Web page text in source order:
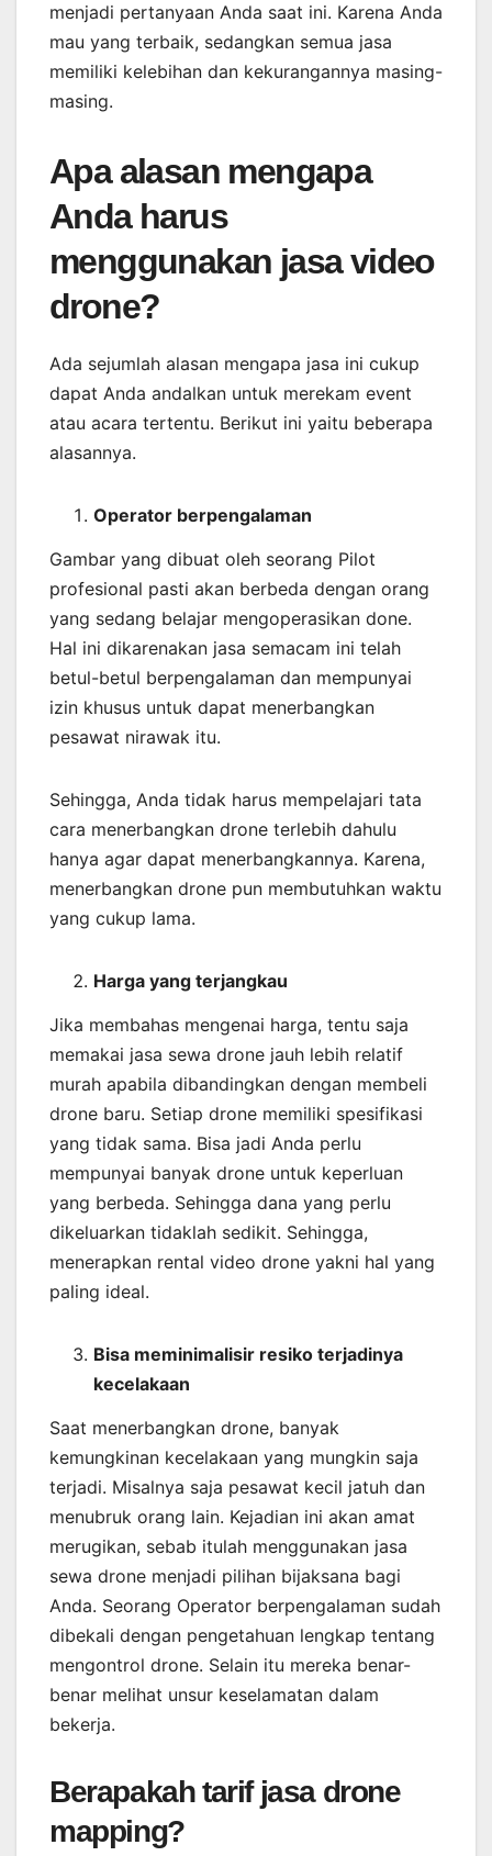
menjadi pertanyaan Anda saat ini. Karena Anda
mau yang terbaik, sedangkan semua jasa
memiliki kelebihan dan kekurangannya masing-
masing.
Apa alasan mengapa
Anda harus
menggunakan jasa video
drone?
Ada sejumlah alasan mengapa jasa ini cukup
dapat Anda andalkan untuk merekam event
atau acara tertentu. Berikut ini yaitu beberapa
alasannya.
Operator berpengalaman
Gambar yang dibuat oleh seorang Pilot
profesional pasti akan berbeda dengan orang
yang sedang belajar mengoperasikan done.
Hal ini dikarenakan jasa semacam ini telah
betul-betul berpengalaman dan mempunyai
izin khusus untuk dapat menerbangkan
pesawat nirawak itu.
Sehingga, Anda tidak harus mempelajari tata
cara menerbangkan drone terlebih dahulu
hanya agar dapat menerbangkannya. Karena,
menerbangkan drone pun membutuhkan waktu
yang cukup lama.
Harga yang terjangkau
Jika membahas mengenai harga, tentu saja
memakai jasa sewa drone jauh lebih relatif
murah apabila dibandingkan dengan membeli
drone baru. Setiap drone memiliki spesifikasi
yang tidak sama. Bisa jadi Anda perlu
mempunyai banyak drone untuk keperluan
yang berbeda. Sehingga dana yang perlu
dikeluarkan tidaklah sedikit. Sehingga,
menerapkan rental video drone yakni hal yang
paling ideal.
Bisa meminimalisir resiko terjadinya
kecelakaan
Saat menerbangkan drone, banyak
kemungkinan kecelakaan yang mungkin saja
terjadi. Misalnya saja pesawat kecil jatuh dan
menubruk orang lain. Kejadian ini akan amat
merugikan, sebab itulah menggunakan jasa
sewa drone menjadi pilihan bijaksana bagi
Anda. Seorang Operator berpengalaman sudah
dibekali dengan pengetahuan lengkap tentang
mengontrol drone. Selain itu mereka benar-
benar melihat unsur keselamatan dalam
bekerja.
Berapakah tarif jasa drone
mapping?